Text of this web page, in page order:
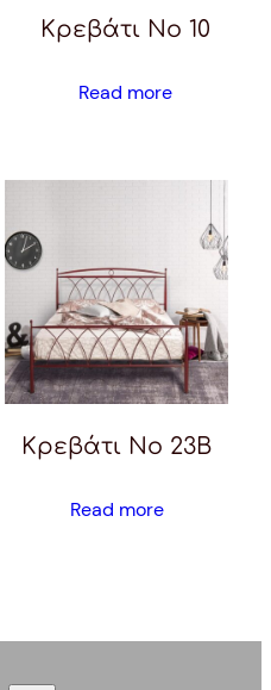
Κρεβάτι Νο 10
Read more
Κρεβάτι Νο 23Β
Read more